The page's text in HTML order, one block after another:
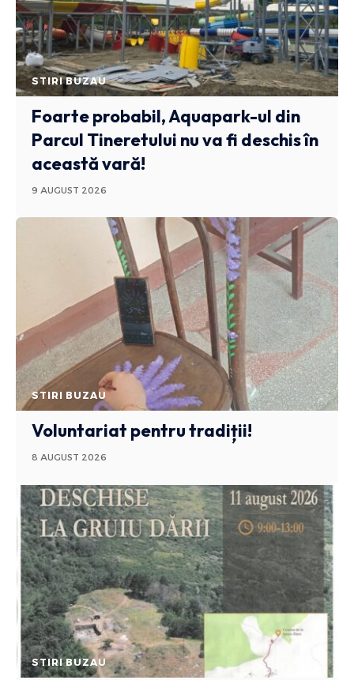
STIRI BUZAU
Foarte probabil, Aquapark-ul din
Parcul Tineretului nu va fi deschis în
această vară!
9 AUGUST 2026
STIRI BUZAU
Voluntariat pentru tradiții!
8 AUGUST 2026
STIRI BUZAU